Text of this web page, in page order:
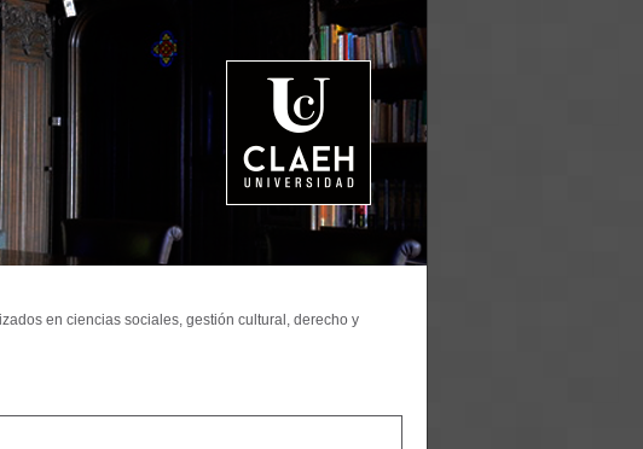
en ciencias sociales, gestión cultural, derecho y